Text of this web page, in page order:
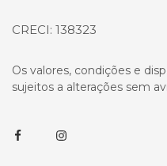
CRECI: 138323
Os valores, condições e
sujeitos a alterações sem
FacebookInstagram